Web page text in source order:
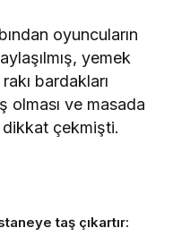
oyuncuların
yemek
bardakları
olması ve masada
dikkat çekmişti.
taş çıkartır: